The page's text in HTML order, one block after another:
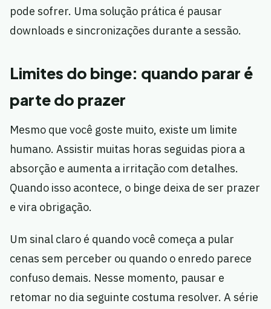
pode sofrer. Uma solução prática é pausar
downloads e sincronizações durante a sessão.
Limites do binge: quando parar é
parte do prazer
Mesmo que você goste muito, existe um limite
humano. Assistir muitas horas seguidas piora a
absorção e aumenta a irritação com detalhes.
Quando isso acontece, o binge deixa de ser prazer
e vira obrigação.
Um sinal claro é quando você começa a pular
cenas sem perceber ou quando o enredo parece
confuso demais. Nesse momento, pausar e
retomar no dia seguinte costuma resolver. A série